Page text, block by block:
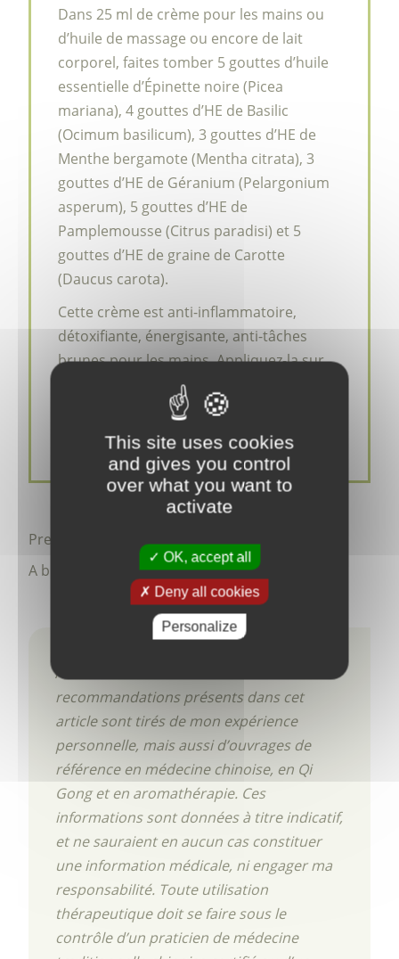
Dans 25 ml de crème pour les mains ou
d’huile de massage ou encore de lait
corporel, faites tomber 5 gouttes d’huile
essentielle d’Épinette noire (Picea
mariana), 4 gouttes d’HE de Basilic
(Ocimum basilicum), 3 gouttes d’HE de
Menthe bergamote (Mentha citrata), 3
gouttes d’HE de Géranium (Pelargonium
asperum), 5 gouttes d’HE de
Pamplemousse (Citrus paradisi) et 5
gouttes d’HE de graine de Carotte
(Daucus carota).
Cette crème est anti-inflammatoire,
détoxifiante, énergisante, anti-tâches
brunes pour les mains. Appliquez-la sur
les mains et les avant bras à volonté ou
servez-vous-en pour vous masser les
pieds et les jambes
Prenez soin de vous et de votre santé !
A bientôt
AVERTISSEMENT :
recommandations présents dans cet
article sont tirés de mon expérience
personnelle, mais aussi d’ouvrages de
référence en médecine chinoise, en Qi
Gong et en aromathérapie. Ces
informations sont données à titre indicatif,
et ne sauraient en aucun cas constituer
une information médicale, ni engager ma
responsabilité. Toute utilisation
thérapeutique doit se faire sous le
contrôle d’un praticien de médecine
This site uses cookies
and gives you control
over what you want to
activate
OK, accept all
Deny all cookies
Personalize